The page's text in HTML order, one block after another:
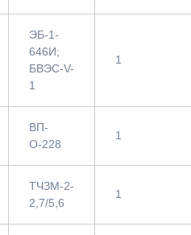
ЭБ-1-
646И;
БВЭС-V-
1
1
ВП-
О-228
1
ТЧЗМ-2-
2,7/5,6
1